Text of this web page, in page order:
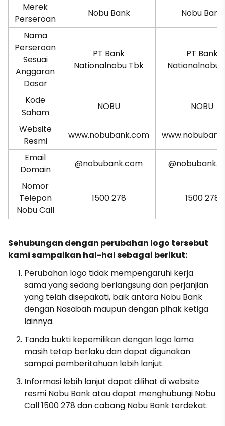
Merek
Perseroan
Nobu Bank
Nobu Bank
Nama
Perseroan
Sesuai
Anggaran
Dasar
PT Bank
Nationalnobu Tbk
PT Bank
Nationalnobu
Kode
Saham
NOBU
NOBU
Website
Resmi
www.nobubank.com
Email
Domain
@nobubank.com
Nomor
Telepon
Nobu Call
1500 278 1500 278
Sehubungan dengan perubahan logo tersebut
kami sampaikan hal-hal sebagai berikut:
Perubahan logo tidak mempengaruhi kerja
sama yang sedang berlangsung dan perjanjian
yang telah disepakati, baik antara Nobu Bank
dengan Nasabah maupun dengan pihak ketiga
lainnya.
Tanda bukti kepemilikan dengan logo lama
masih tetap berlaku dan dapat digunakan
sampai pemberitahuan lebih lanjut.
Informasi lebih lanjut dapat dilihat di website
resmi Nobu Bank atau dapat menghubungi Nobu
Call 1500 278 dan cabang Nobu Bank terdekat.